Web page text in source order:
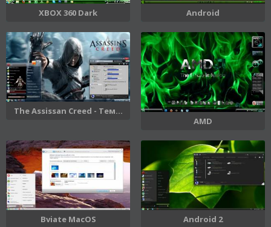
XBOX 360 Dark Android
The Assissan Creed - Тем...
AMD
Bviate MacOS Android 2